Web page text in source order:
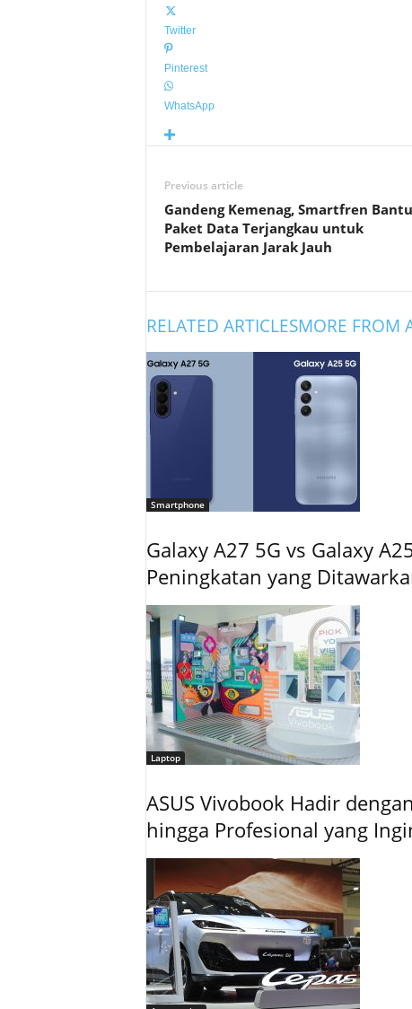
Twitter
Pinterest
WhatsApp
Previous article
Gandeng Kemenag, Smartfren Bantu
Paket Data Terjangkau untuk
Pembelajaran Jarak Jauh
RELATED ARTICLESMORE FROM
Smartphone
Galaxy A27 5G vs Galaxy
Peningkatan yang
Laptop
ASUS Vivobook Hadir
hingga Profesional yang